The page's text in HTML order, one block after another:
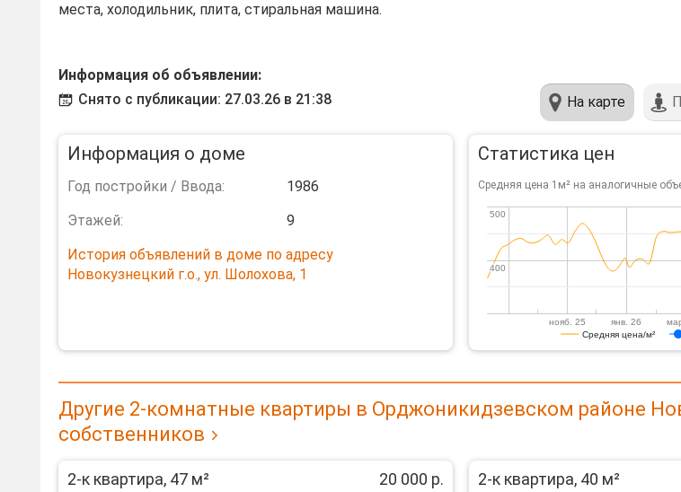
места, холодильник, плита, стиральная машина.
Информация об объявлении:
Снято с публикации: 27.03.26 в 21:38
На карте
Информация о доме
Год постройки / Ввода:
1986
Этажей:
9
История объявлений в доме по адресу
Новокузнецкий г.о., ул. Шолохова, 1
Статистика цен
Средняя цена 1м² на аналогичные
Средняя цена/м²
нояб. 25 янв. 26
400
400
500
500
Другие 2-комнатные квартиры в Орджоникидзевском районе
собственников
2-к квартира, 47 м² 20 000 р. 2-к квартира, 40 м²